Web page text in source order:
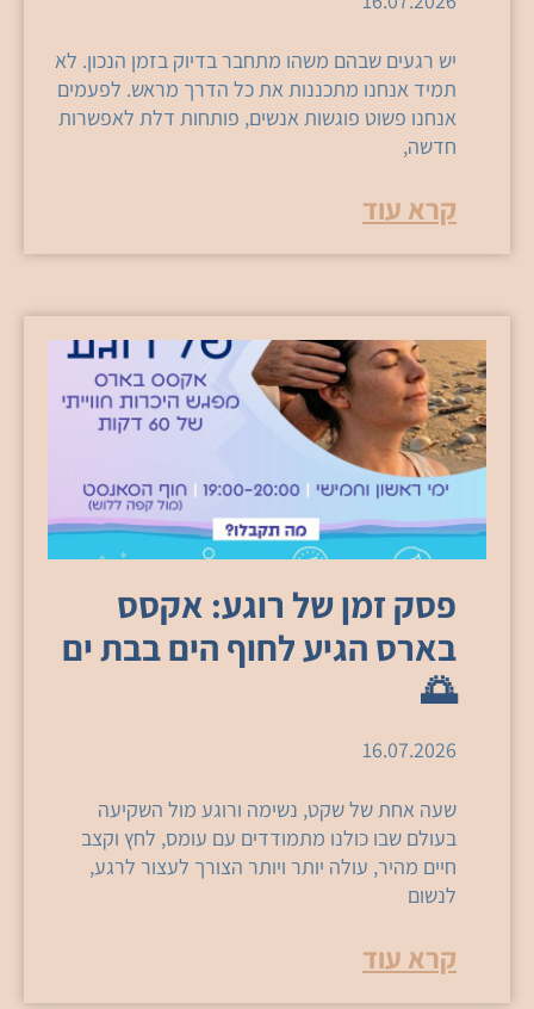
יש רגעים שבהם משהו מתחבר בדיוק בזמן הנכון. לא
תמיד אנחנו מתכננות את כל הדרך מראש. לפעמים
אנחנו פשוט פוגשות אנשים, פותחות דלת לאפשרות
חדשה,
קרא עוד
פסק זמן של רוגע: אקסס
בארס הגיע לחוף הים בבת ים
🌅
16.07.2026
שעה אחת של שקט, נשימה ורוגע מול השקיעה
בעולם שבו כולנו מתמודדים עם עומס, לחץ וקצב
חיים מהיר, עולה יותר ויותר הצורך לעצור לרגע,
לנשום
קרא עוד